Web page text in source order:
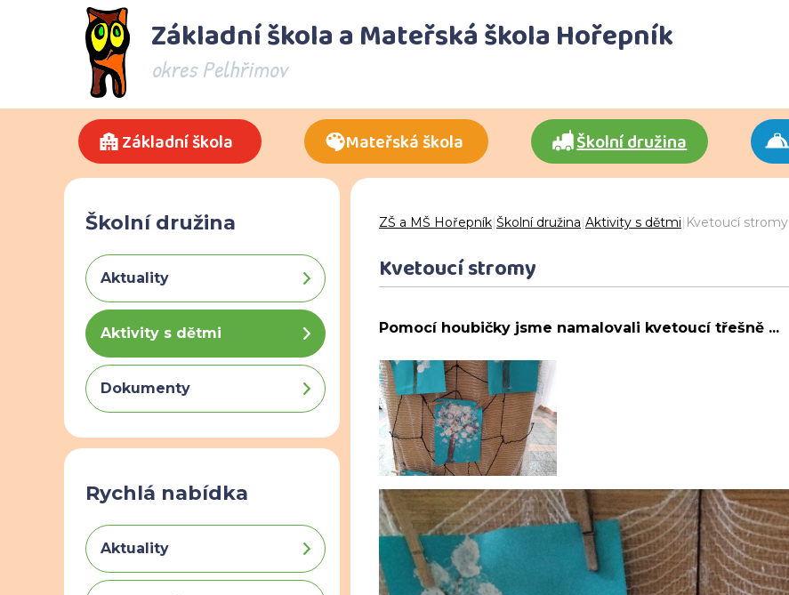
Základní škola a Mateřská škola Hořepník
okres Pelhřimov
Základní škola
Mateřská škola Školní družina
ZŠ a MŠ Hořepník|Školní družina|Aktivity s dětmi| Kvetoucí stromy
Kvetoucí stromy
Pomocí houbičky jsme namalovali kvetoucí třešně ...
Školní družina
Aktuality
Aktivity s dětmi
Dokumenty
Rychlá nabídka
Aktuality